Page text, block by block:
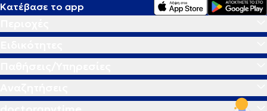
Κατέβασε το app